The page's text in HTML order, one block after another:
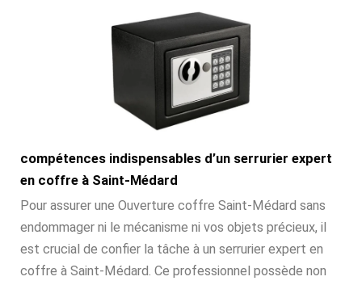
compétences indispensables d’un serrurier expert
en coffre à Saint-Médard
Pour assurer une Ouverture coffre Saint-Médard sans
endommager ni le mécanisme ni vos objets précieux, il
est crucial de confier la tâche à un serrurier expert en
coffre à Saint-Médard. Ce professionnel possède non